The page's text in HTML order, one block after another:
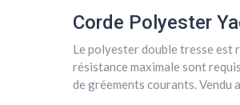
Corde Polyester
Le polyester double tresse est
résistance maximale sont
de gréements courants. Vendu